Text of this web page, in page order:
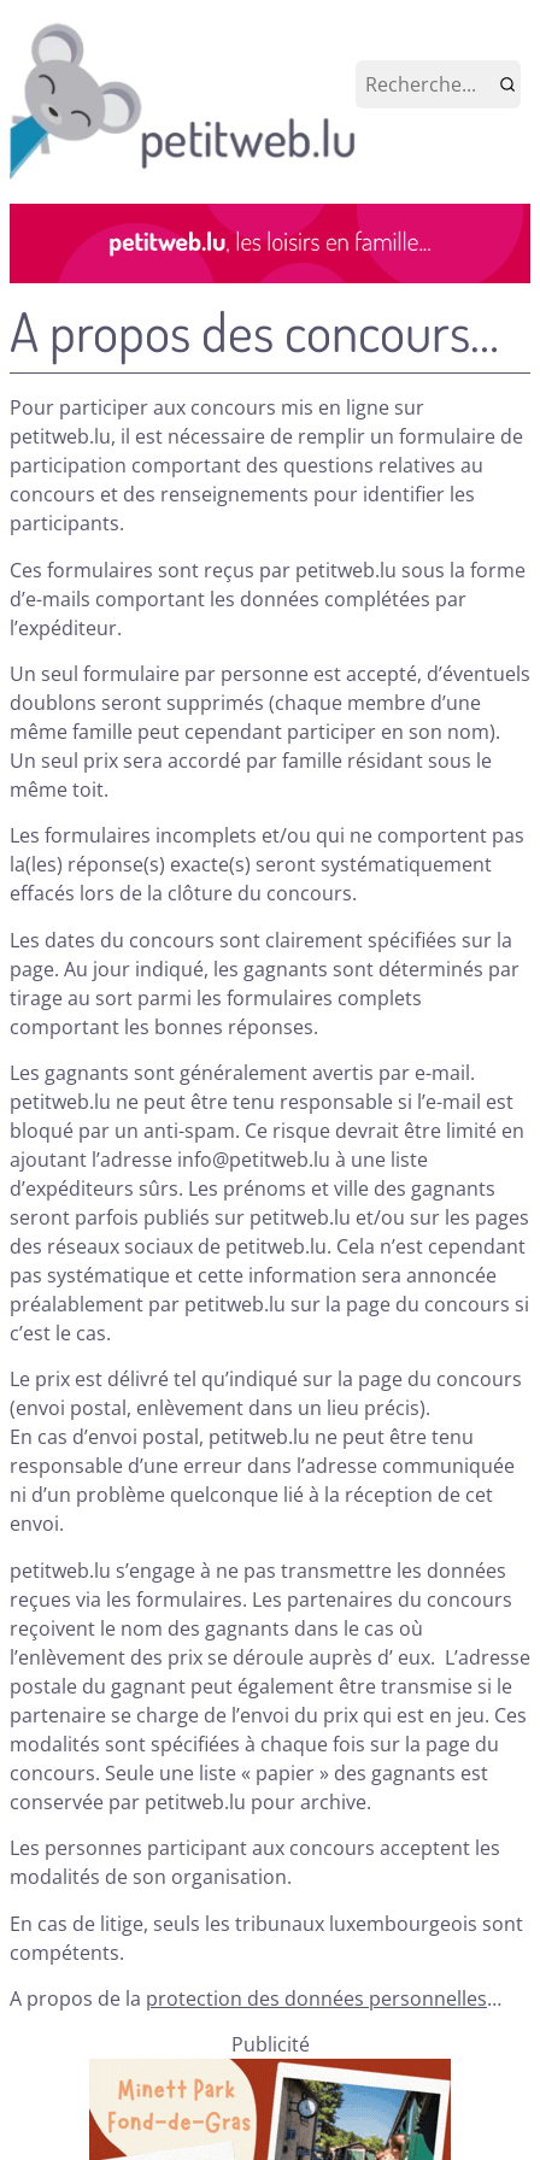
A propos des concours…
Pour participer aux concours mis en ligne sur
petitweb.lu, il est nécessaire de remplir un formulaire de
participation comportant des questions relatives au
concours et des renseignements pour identifier les
participants.
Ces formulaires sont reçus par petitweb.lu sous la forme
d’e-mails comportant les données complétées par
l’expéditeur.
Un seul formulaire par personne est accepté, d’éventuels
doublons seront supprimés (chaque membre d’une
même famille peut cependant participer en son nom).
Un seul prix sera accordé par famille résidant sous le
même toit.
Les formulaires incomplets et/ou qui ne comportent pas
la(les) réponse(s) exacte(s) seront systématiquement
effacés lors de la clôture du concours.
Les dates du concours sont clairement spécifiées sur la
page. Au jour indiqué, les gagnants sont déterminés par
tirage au sort parmi les formulaires complets
comportant les bonnes réponses.
Les gagnants sont généralement avertis par e-mail.
petitweb.lu ne peut être tenu responsable si l’e-mail est
bloqué par un anti-spam. Ce risque devrait être limité en
ajoutant l’adresse info@petitweb.lu à une liste
d’expéditeurs sûrs. Les prénoms et ville des gagnants
seront parfois publiés sur petitweb.lu et/ou sur les pages
des réseaux sociaux de petitweb.lu. Cela n’est cependant
pas systématique et cette information sera annoncée
préalablement par petitweb.lu sur la page du concours si
c’est le cas.
Le prix est délivré tel qu’indiqué sur la page du concours
(envoi postal, enlèvement dans un lieu précis).
En cas d’envoi postal, petitweb.lu ne peut être tenu
responsable d’une erreur dans l’adresse communiquée
ni d’un problème quelconque lié à la réception de cet
envoi.
petitweb.lu s’engage à ne pas transmettre les données
reçues via les formulaires. Les partenaires du concours
reçoivent le nom des gagnants dans le cas où
l’enlèvement des prix se déroule auprès d’ eux. L’adresse
postale du gagnant peut également être transmise si le
partenaire se charge de l’envoi du prix qui est en jeu. Ces
modalités sont spécifiées à chaque fois sur la page du
concours. Seule une liste « papier » des gagnants est
conservée par petitweb.lu pour archive.
Les personnes participant aux concours acceptent les
modalités de son organisation.
En cas de litige, seuls les tribunaux luxembourgeois sont
compétents.
A propos de la protection des données personnelles…
Publicité